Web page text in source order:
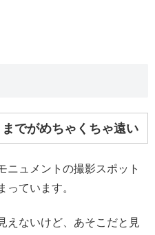
でがめちゃくちゃ遠い
ニュメントの撮影スポット
っています。
えないけど、あそこだと見